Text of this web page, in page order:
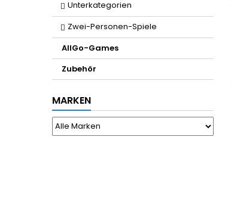
Unterkategorien
Zwei-Personen-Spiele
AllGo-Games
Zubehör
MARKEN